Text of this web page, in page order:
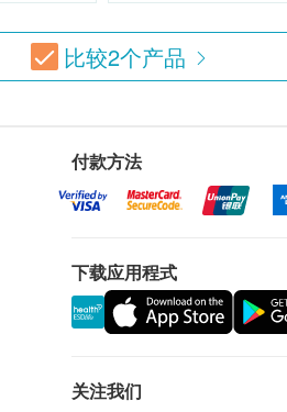
比较2个产品
付款方法
下载应用程式
关注我们